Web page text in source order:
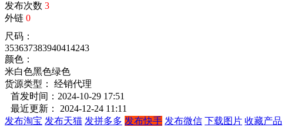
发布次数 3
外链 0
尺码：
353637383940414243
颜色：
米白色黑色绿色
货源类型： 经销代理
首发时间：2024-10-29 17:51
最近更新： 2024-12-24 11:11
发布淘宝 发布天猫 发拼多多 发布快手 发布微信 下载图片 收藏产品